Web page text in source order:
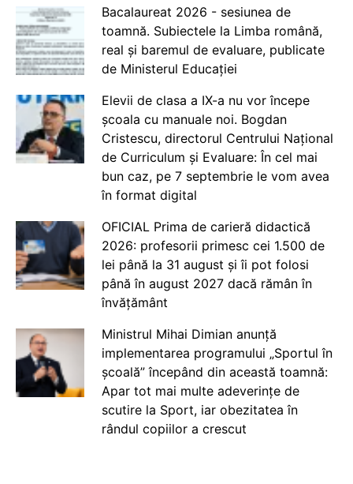
Bacalaureat 2026 - sesiunea de
toamnă. Subiectele la Limba română,
real și baremul de evaluare, publicate
de Ministerul Educației
Elevii de clasa a IX-a nu vor începe
școala cu manuale noi. Bogdan
Cristescu, directorul Centrului Național
de Curriculum și Evaluare: În cel mai
bun caz, pe 7 septembrie le vom avea
în format digital
OFICIAL Prima de carieră didactică
2026: profesorii primesc cei 1.500 de
lei până la 31 august și îi pot folosi
până în august 2027 dacă rămân în
învățământ
Ministrul Mihai Dimian anunță
implementarea programului „Sportul în
școală” începând din această toamnă:
Apar tot mai multe adeverințe de
scutire la Sport, iar obezitatea în
rândul copiilor a crescut